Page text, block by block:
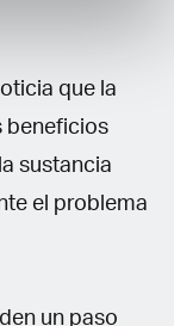
que la
beneficios
sustancia
el problema
un paso